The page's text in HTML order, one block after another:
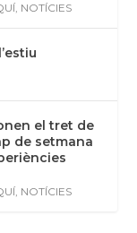
, NOTÍCIES
el tret de
de setmana
, NOTÍCIES